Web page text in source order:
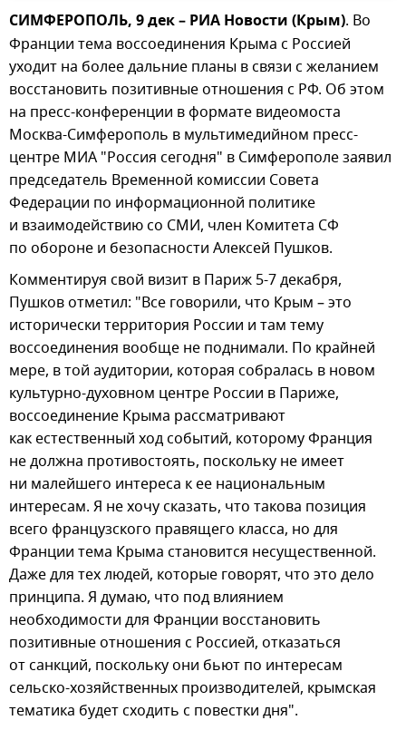
СИМФЕРОПОЛЬ, 9 дек – РИА Новости (Крым). Во
Франции тема воссоединения Крыма с Россией
уходит на более дальние планы в связи с желанием
восстановить позитивные отношения с РФ. Об этом
на пресс-конференции в формате видеомоста
Москва-Симферополь в мультимедийном пресс-
центре МИА "Россия сегодня" в Симферополе заявил
председатель Временной комиссии Совета
Федерации по информационной политике
и взаимодействию со СМИ, член Комитета СФ
по обороне и безопасности Алексей Пушков.
Комментируя свой визит в Париж 5-7 декабря,
Пушков отметил: "Все говорили, что Крым – это
исторически территория России и там тему
воссоединения вообще не поднимали. По крайней
мере, в той аудитории, которая собралась в новом
культурно-духовном центре России в Париже,
воссоединение Крыма рассматривают
как естественный ход событий, которому Франция
не должна противостоять, поскольку не имеет
ни малейшего интереса к ее национальным
интересам. Я не хочу сказать, что такова позиция
всего французского правящего класса, но для
Франции тема Крыма становится несущественной.
Даже для тех людей, которые говорят, что это дело
принципа. Я думаю, что под влиянием
необходимости для Франции восстановить
позитивные отношения с Россией, отказаться
от санкций, поскольку они бьют по интересам
сельско-хозяйственных производителей, крымская
тематика будет сходить с повестки дня".